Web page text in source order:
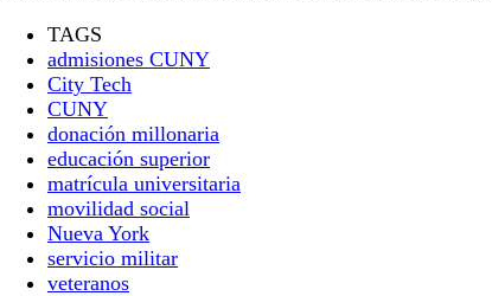
TAGS
admisiones CUNY
City Tech
CUNY
donación millonaria
educación superior
matrícula universitaria
movilidad social
Nueva York
servicio militar
veteranos